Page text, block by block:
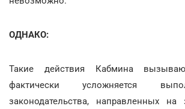
ОДНАКО:
Такие действия Кабмина
фактически усложняется
законодательства, направленных на